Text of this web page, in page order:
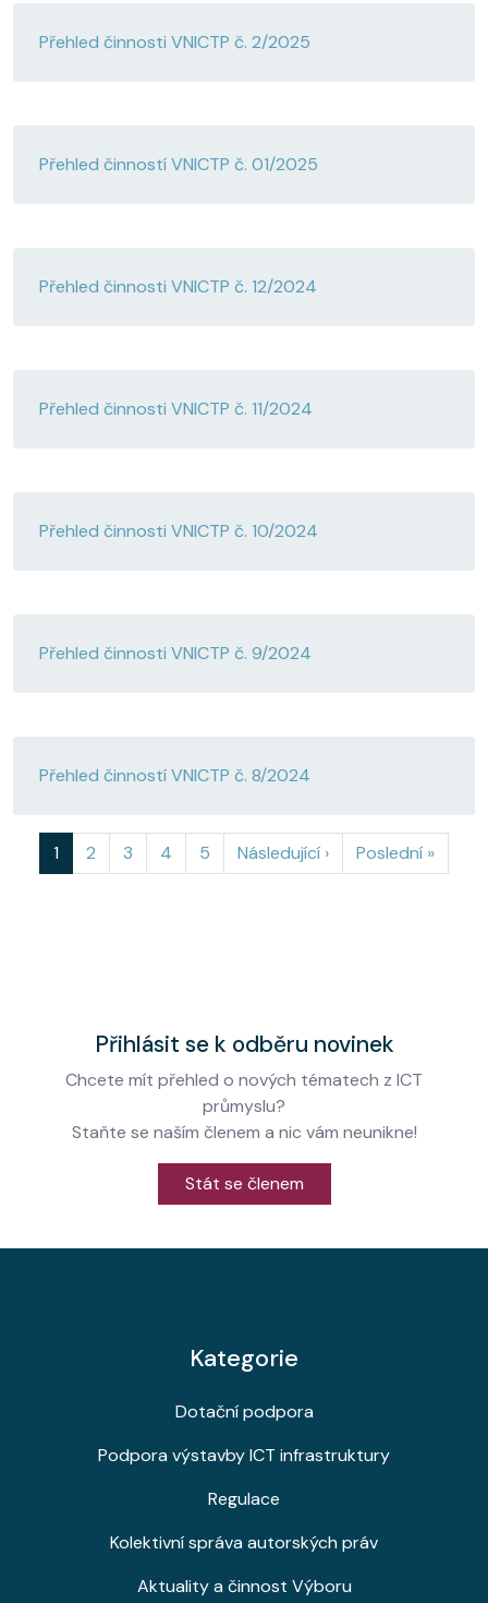
Přehled činnosti VNICTP č. 2/2025
Přehled činností VNICTP č. 01/2025
Přehled činnosti VNICTP č. 12/2024
Přehled činnosti VNICTP č. 11/2024
Přehled činnosti VNICTP č. 10/2024
Přehled činnosti VNICTP č. 9/2024
Přehled činností VNICTP č. 8/2024
Pagination
Aktuální stránka
1 Page
2 Page
3 Page
4 Page
5 Následující stránka
Následující › Poslední stránka
Poslední »
Přihlásit se k odběru novinek
Chcete mít přehled o nových tématech z ICT
průmyslu?
Staňte se naším členem a nic vám neunikne!
Stát se členem
Kategorie
Dotační podpora
Podpora výstavby ICT infrastruktury
Regulace
Kolektivní správa autorských práv
Aktuality a činnost Výboru